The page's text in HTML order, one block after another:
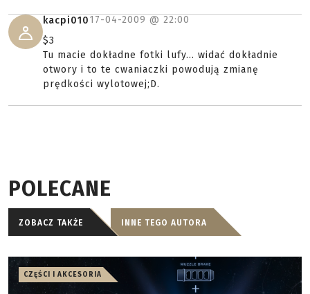
kacpi01017-04-2009 @ 22:00
$3
Tu macie dokładne fotki lufy... widać dokładnie
otwory i to te cwaniaczki powodują zmianę
prędkości wylotowej;D.
POLECANE
ZOBACZ TAKŻE INNE TEGO AUTORA
CZĘŚCI I AKCESORIA